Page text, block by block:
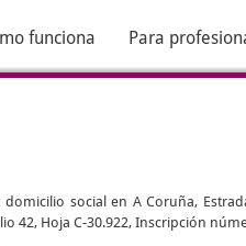
funciona Para
domicilio social en A Coruña,
42, Hoja C-30.922, Inscripción